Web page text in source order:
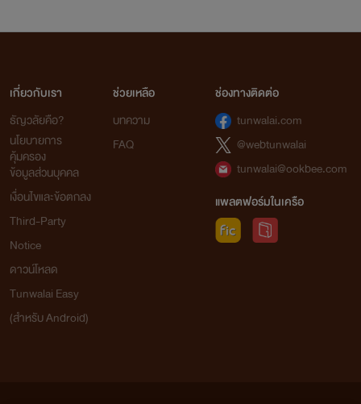
เกี่ยวกับเรา
ธัญวลัยคือ?
นโยบายการ
คุ้มครอง
ข้อมูลส่วนบุคคล
เงื่อนไขและข้อตกลง
Third-Party
Notice
ดาวน์โหลด
Tunwalai Easy
(สำหรับ Android)
ช่วยเหลือ
บทความ
FAQ
ช่องทางติดต่อ
tunwalai.com
@webtunwalai
tunwalai@ookbee.com
แพลตฟอร์มในเครือ